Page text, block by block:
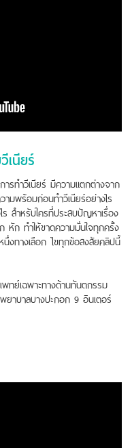
เนียร์
การทำวีเนียร์ มีความแตกต่างจาก
มพร้อมก่อนทำวีเนียร์อย่างไร
สำหรับใครที่ประสบปัญหาเรื่อง
ก ทำให้ขาดความมั่นใจทุกครั้ง
งทางเลือก ไขทุกข้อสงสัยคลิปนี้
ทย์เฉพาะทางด้านทันตกรรม
าบาลบางปะกอก 9 อินเตอร์